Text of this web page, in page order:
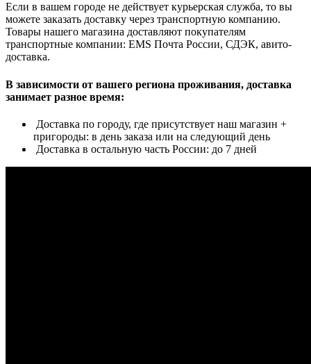
Если в вашем городе не действует курьерская служба, то вы
можете заказать доставку через транспортную компанию.
Товары нашего магазина доставляют покупателям
транспортные компании: EMS Почта России, СДЭК, авито-
доставка.
В зависимости от вашего региона проживания, доставка
занимает разное время:
Доставка по городу, где присутствует наш магазин +
пригороды: в день заказа или на следующий день
Доставка в остальную часть России: до 7 дней